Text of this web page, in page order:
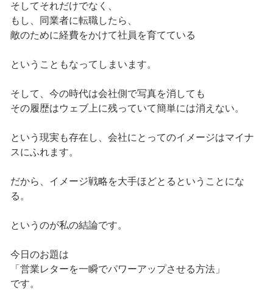
そしてそれだけでなく、
もし、同業者に転職したら、
敵のために経費をかけて社員を育てている
ということもなってしまいます。
そして、今の時代は会社側で写真を消しても
その履歴はウェブ上に残っていて簡単には消えない。
という現実も存在し、会社にとってのイメージはマイナ
スにふれます。
だから、イメージ戦略を大手ほどとるということにな
る。
というのが私の結論です。
今日のお題は
「営業レターを一瞬でパワーアップさせる方法」
です。